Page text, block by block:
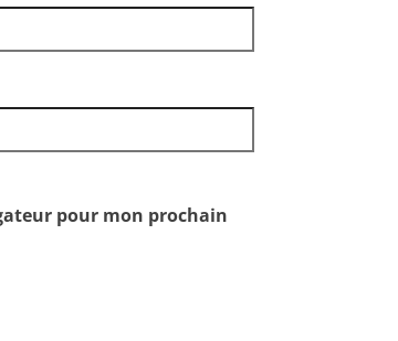
pour mon prochain